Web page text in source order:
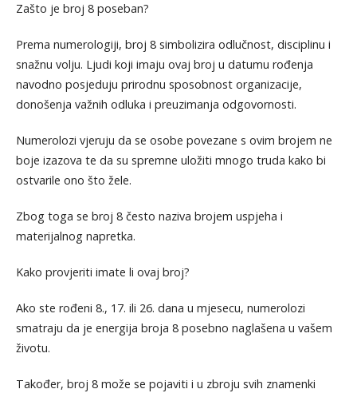
Zašto je broj 8 poseban?
Prema numerologiji, broj 8 simbolizira odlučnost, disciplinu i
snažnu volju. Ljudi koji imaju ovaj broj u datumu rođenja
navodno posjeduju prirodnu sposobnost organizacije,
donošenja važnih odluka i preuzimanja odgovornosti.
Numerolozi vjeruju da se osobe povezane s ovim brojem ne
boje izazova te da su spremne uložiti mnogo truda kako bi
ostvarile ono što žele.
Zbog toga se broj 8 često naziva brojem uspjeha i
materijalnog napretka.
Kako provjeriti imate li ovaj broj?
Ako ste rođeni 8., 17. ili 26. dana u mjesecu, numerolozi
smatraju da je energija broja 8 posebno naglašena u vašem
životu.
Također, broj 8 može se pojaviti i u zbroju svih znamenki